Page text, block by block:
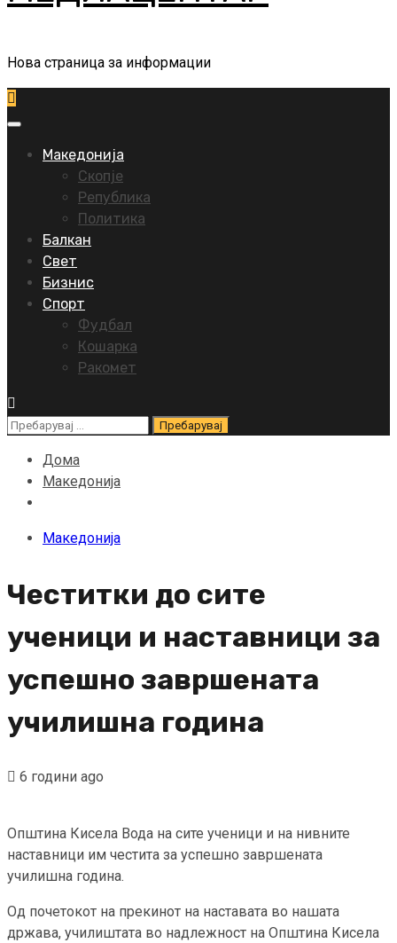
Нова страница за информации
Primary
Македонија
Скопје
Република
Политика
Балкан
Свет
Бизнис
Спорт
Фудбал
Кошарка
Ракомет
Пребарувај
Дома
Македонија
Македонија
Честитки до сите
ученици и наставници за
успешно завршената
училишна година
6 години ago
Општина Кисела Вода на сите ученици и на нивните
наставници им честита за успешно завршената
училишна година.
Од почетокот на прекинот на наставата во нашата
држава, училиштата во надлежност на Општина Кисела